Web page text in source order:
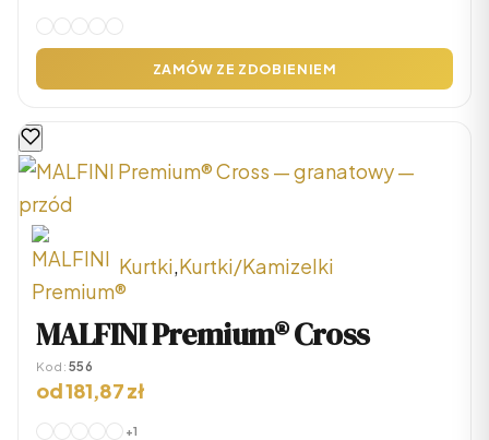
ZAMÓW ZE ZDOBIENIEM
wiele
wariantów.
Opcje
wybrać
na
stronie
produktu
Kurtki,Kurtki/Kamizelki
MALFINI Premium® Cross
Kod:556
od181,87zł
+1
Ten
produkt
ma
wiele